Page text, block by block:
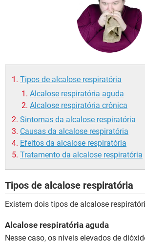
Tipos de alcalose respiratória
Alcalose respiratória aguda
Alcalose respiratória crônica
Sintomas da alcalose respiratória
Causas da alcalose respiratória
Efeitos da alcalose respiratória
Tratamento da alcalose respiratória
Tipos de alcalose respiratória
Existem dois tipos de alcalose
Alcalose respiratória aguda
Nesse caso, os níveis elevados de